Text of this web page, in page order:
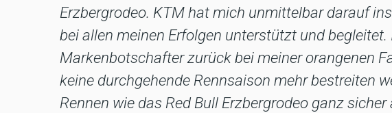
Erzbergrodeo. KTM hat mich unmittelbar darauf
bei allen meinen Erfolgen unterstützt und
Markenbotschafter zurück bei meiner orangenen
keine durchgehende Rennsaison mehr bestreiten
Rennen wie das Red Bull Erzbergrodeo ganz